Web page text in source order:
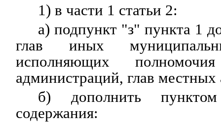
1) в части 1 статьи 2:
а) подпункт "з" пункта 1
глав иных
исполняющих
администраций, глав
б) дополнить
содержания: